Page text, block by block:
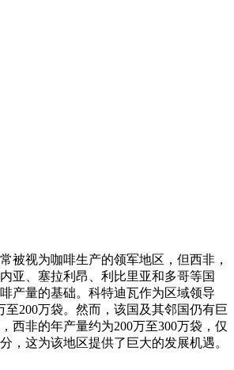
被视为咖啡生产的领军地区，但西非，
亚、塞拉利昂、利比里亚和多哥等国
产量的基础。科特迪瓦作为区域领导
至200万袋。然而，该国及其邻国仍有巨
西非的年产量约为200万至300万袋，仅
，这为该地区提供了巨大的发展机遇。